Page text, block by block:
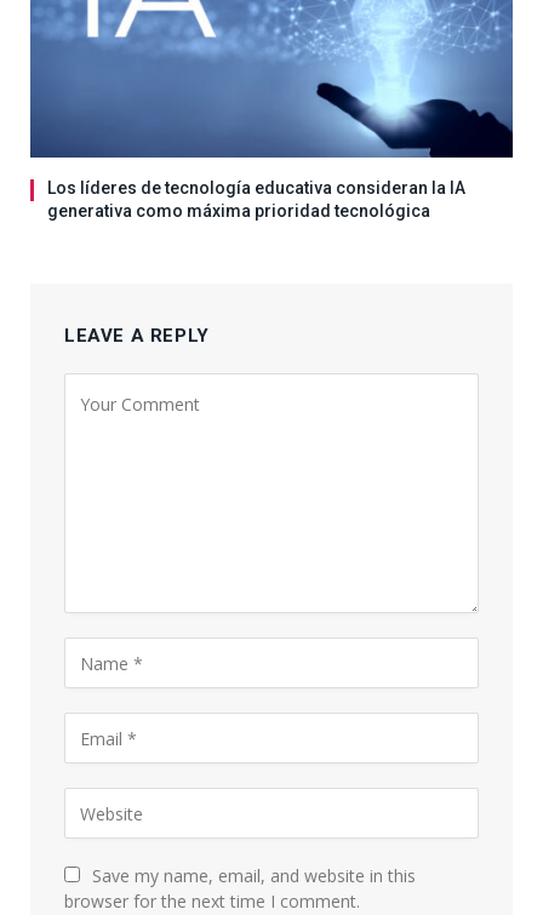
Los líderes de tecnología educativa consideran la IA
generativa como máxima prioridad tecnológica
LEAVE A REPLY
Save my name, email, and website in this
browser for the next time I comment.